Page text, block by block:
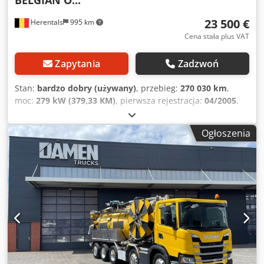
Herentals 995 km 23 500 €
Cena stała plus VAT
Zapytania Zadzwoń
Stan: bardzo dobry (używany), przebieg: 270 030 km,
moc: 279 kW (379,33 KM), pierwsza rejestracja: 04/2005,
, konfiguracja osi:
kolor:biały, kabin kierowcy:kabina dzienna, typ
przekładni:mechaniczny , klasa emisji:Euro 3,
zawieszenie: inny, całkowita długość: 9 800 mm, całkowita
szerokość:2 500 mm, całkowita wysokość:
objętość przestrzeni ładunkowej: 12 m³, Rok budowy:2005,
= Dodatkowe opcje i wyposażenie = - WOM = Uwagi =
BELGIJSKA CIĘŻARÓWKA ZBIORNIK O POJEMNOŚCI 12 000
LITRÓW KOMPLETNA POMPA Djdozpzmuopfx Ad Iokr =
Dodatkowe informacje = Dane techniczne Liczba cylindrów:
6 Pojemność silnika: 12 130 cm³ Konfiguracja osi Oś
przednia 1: Sterowana; zawieszenie: resorowe Oś przednia
2: Sterowana; zawieszenie: resorowe Oś tylna 1: Opony
Ogłoszenia